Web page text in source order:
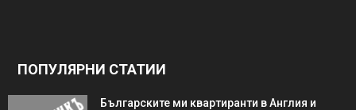
ПОПУЛЯРНИ СТАТИИ
Българските ми квартиранти в Англия и